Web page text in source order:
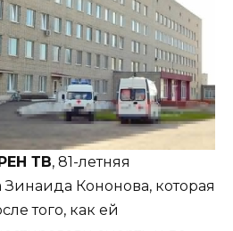
РЕН ТВ, 81-летняя
Кононова, которая
того, как ей